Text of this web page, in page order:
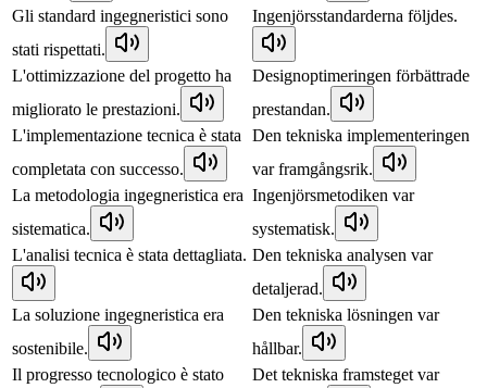
Gli standard ingegneristici sono
stati rispettati.
Ingenjörsstandarderna följdes.
L'ottimizzazione del progetto ha
migliorato le prestazioni.
Designoptimeringen förbättrade
prestandan.
L'implementazione tecnica è stata
completata con successo.
Den tekniska implementeringen
var framgångsrik.
La metodologia ingegneristica era
sistematica.
Ingenjörsmetodiken var
systematisk.
L'analisi tecnica è stata dettagliata. Den tekniska analysen var
detaljerad.
La soluzione ingegneristica era
sostenibile.
Den tekniska lösningen var
hållbar.
Il progresso tecnologico è stato
Det tekniska framsteget var